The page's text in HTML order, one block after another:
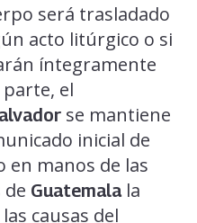
será trasladado
acto litúrgico o si
íntegramente
el
se mantiene
inicial de
en manos de las
Guatemalala
causas del